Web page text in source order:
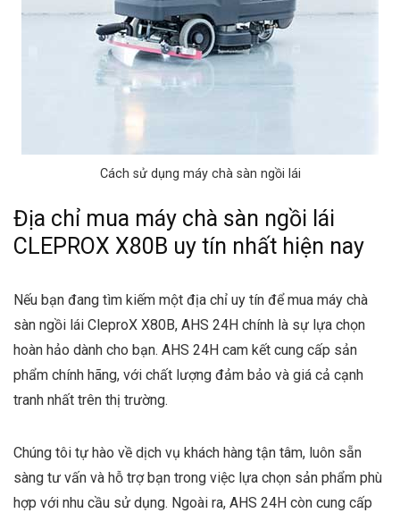
Cách sử dụng máy chà sàn ngồi lái
Địa chỉ mua máy chà sàn ngồi lái
CLEPROX X80B uy tín nhất hiện nay
Nếu bạn đang tìm kiếm một địa chỉ uy tín để mua máy chà
sàn ngồi lái CleproX X80B, AHS 24H chính là sự lựa chọn
hoàn hảo dành cho bạn. AHS 24H cam kết cung cấp sản
phẩm chính hãng, với chất lượng đảm bảo và giá cả cạnh
tranh nhất trên thị trường.
Chúng tôi tự hào về dịch vụ khách hàng tận tâm, luôn sẵn
sàng tư vấn và hỗ trợ bạn trong việc lựa chọn sản phẩm phù
hợp với nhu cầu sử dụng. Ngoài ra, AHS 24H còn cung cấp